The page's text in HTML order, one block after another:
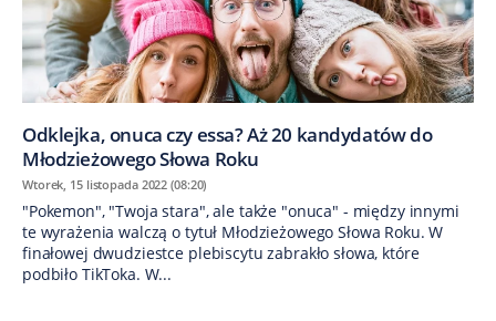
Odklejka, onuca czy essa? Aż 20 kandydatów do
Młodzieżowego Słowa Roku
Wtorek, 15 listopada 2022 (08:20)
"Pokemon", "Twoja stara", ale także "onuca" - między innymi
te wyrażenia walczą o tytuł Młodzieżowego Słowa Roku. W
finałowej dwudziestce plebiscytu zabrakło słowa, które
podbiło TikToka. W...